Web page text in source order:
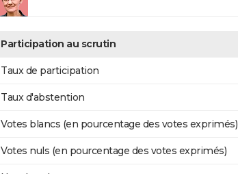
Participation au scrutin
Taux de participation
Taux d'abstention
Votes blancs (en pourcentage des votes exprimés)
Votes nuls (en pourcentage des votes exprimés)